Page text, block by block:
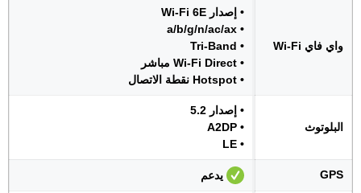
واي فاي Wi-Fi
• إصدار Wi-Fi 6E
• a/b/g/n/ac/ax
• Tri-Band
• Wi-Fi Direct مباشر
• Hotspot نقطة الاتصال
البلوتوث
• إصدار 5.2
• A2DP
• LE
GPS يدعم